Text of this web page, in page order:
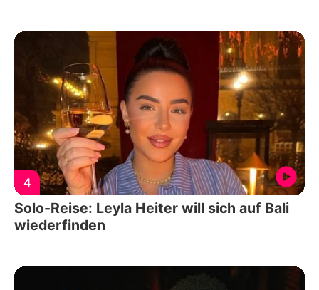
4
Solo-Reise: Leyla Heiter will sich auf Bali
wiederfinden